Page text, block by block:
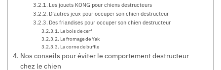
Les jouets KONG pour chiens destructeurs
D’autres jeux pour occuper son chien destructeur
Des friandises pour occuper son chien destructeur
Le bois de cerf
Le fromage de Yak
La corne de buffle
Nos conseils pour éviter le comportement destructeur
chez le chien